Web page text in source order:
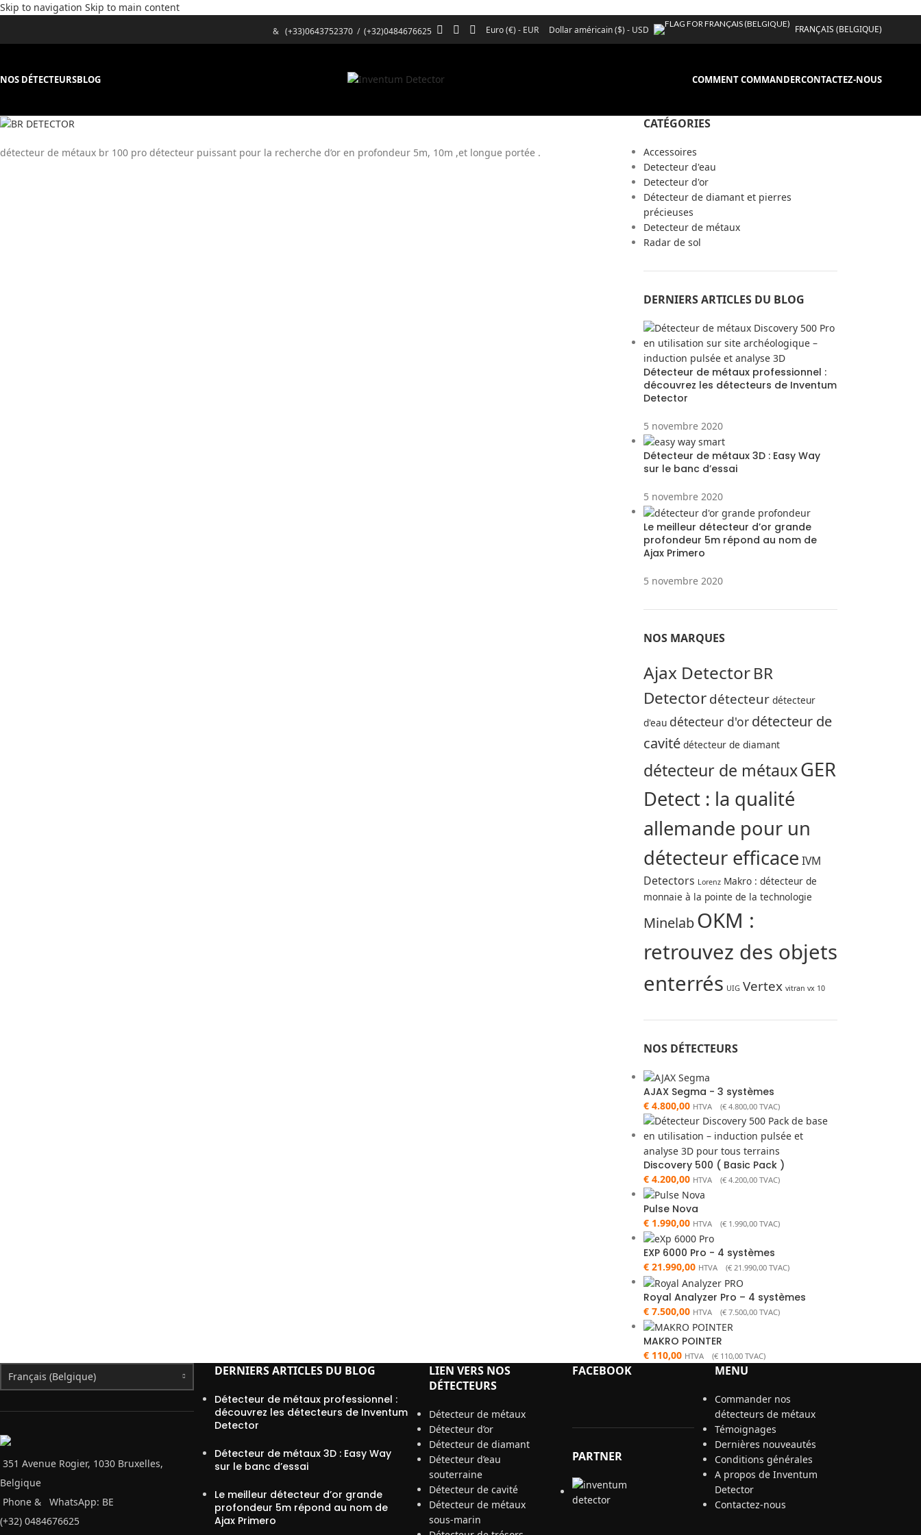
Skip to navigation Skip to main content
& (+33)0643752370/ (+32)0484676625 Euro (€) - EUR Dollar américain ($) - USD FRANÇAIS (BELGIQUE)
NOS DÉTECTEURSBLOG COMMENT COMMANDERCONTACTEZ-NOUS
détecteur de métaux br 100 pro détecteur puissant pour la recherche d’or en profondeur 5m, 10m ,et longue portée .
CATÉGORIES
Accessoires
Detecteur d'eau
Detecteur d'or
Détecteur de diamant et pierres
précieuses
Detecteur de métaux
Radar de sol
DERNIERS ARTICLES DU BLOG
Détecteur de métaux professionnel :
découvrez les détecteurs de Inventum
Detector
5 novembre 2020
Détecteur de métaux 3D : Easy Way
sur le banc d’essai
5 novembre 2020
Le meilleur détecteur d’or grande
profondeur 5m répond au nom de
Ajax Primero
5 novembre 2020
NOS MARQUES
Ajax DetectorBR
Detectordétecteur détecteur
d'eau détecteur d'or détecteur de
cavité détecteur de diamant
détecteur de métauxGER
Detect : la qualité
allemande pour un
détecteur efficace IVM
Detectors Lorenz Makro : détecteur de
monnaie à la pointe de la technologie
MinelabOKM :
retrouvez des objets
enterrés UIG Vertex vitran vx 10
NOS DÉTECTEURS
AJAX Segma - 3 systèmes
€4.800,00 HTVA (€4.800,00TVAC)
Discovery 500 ( Basic Pack )
€4.200,00 HTVA (€4.200,00TVAC)
Pulse Nova
€1.990,00 HTVA (€1.990,00TVAC)
EXP 6000 Pro - 4 systèmes
€21.990,00 HTVA (€21.990,00TVAC)
Royal Analyzer Pro – 4 systèmes
€7.500,00 HTVA (€7.500,00TVAC)
MAKRO POINTER
€110,00 HTVA (€110,00TVAC)
Français (Belgique)
351 Avenue Rogier, 1030 Bruxelles,
Belgique
Phone &
WhatsApp: BE
(+32) 0484676625
DERNIERS ARTICLES DU BLOG
Détecteur de métaux professionnel :
découvrez les détecteurs de Inventum
Detector
Détecteur de métaux 3D : Easy Way
sur le banc d’essai
Le meilleur détecteur d’or grande
profondeur 5m répond au nom de
Ajax Primero
LIEN VERS NOS
DÉTECTEURS
Détecteur de métaux
Détecteur d’or
Détecteur de diamant
Détecteur d’eau
souterraine
Détecteur de cavité
Détecteur de métaux
sous-marin
FACEBOOK
PARTNER
MENU
Commander nos
détecteurs de métaux
Témoignages
Dernières nouveautés
Conditions générales
A propos de Inventum
Detector
Contactez-nous